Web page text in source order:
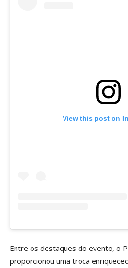
View this post on
Entre os destaques do evento, o
proporcionou uma troca